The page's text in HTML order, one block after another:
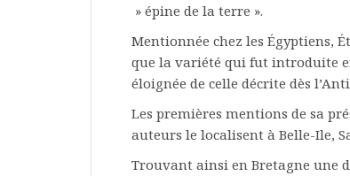
» épine de la terre ».
Mentionnée chez les Égyptiens,
que la variété qui fut introduite
éloignée de celle décrite dès
Les premières mentions de sa
auteurs le localisent à Belle-Ile,
Trouvant ainsi en Bretagne une